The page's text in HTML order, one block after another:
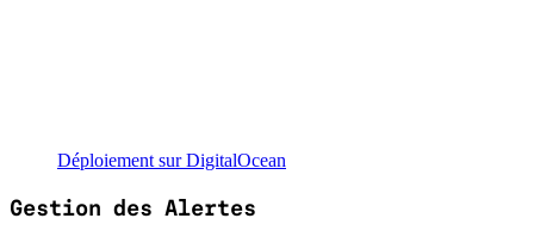
Déploiement sur DigitalOcean
Gestion des Alertes